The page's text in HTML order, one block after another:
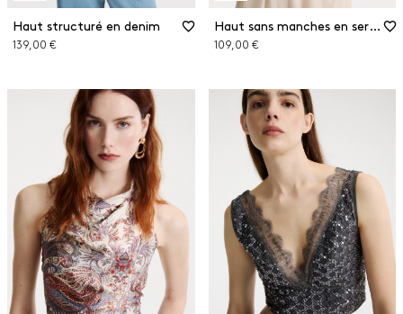
Haut structuré en denim
139,00 €
Haut sans manches en sergé
109,00 €